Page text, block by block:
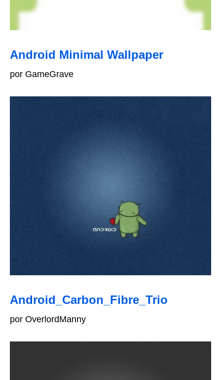
Android Minimal Wallpaper
por GameGrave
Android_Carbon_Fibre_Trio
por OverlordManny